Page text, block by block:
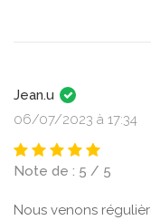
Jean.u
06/07/2023 à 17:34
Note de : 5 / 5
Nous venons